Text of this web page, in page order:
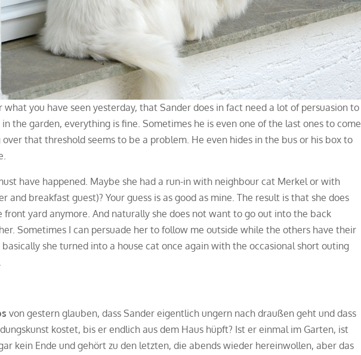
what you have seen yesterday, that Sander does in fact need a lot of persuasion to
the garden, everything is fine. Sometimes he is even one of the last ones to come
that threshold seems to be a problem. He even hides in the bus or his box to
have happened. Maybe she had a run-in with neighbour cat Merkel or with
and breakfast guest)? Your guess is as good as mine. The result is that she does
yard anymore. And naturally she does not want to go out into the back
Sometimes I can persuade her to follow me outside while the others have their
she turned into a house cat once again with the occasional short outing
von gestern glauben, dass Sander eigentlich ungern nach draußen geht und dass
kostet, bis er endlich aus dem Haus hüpft? Ist er einmal im Garten, ist
kein Ende und gehört zu den letzten, die abends wieder hereinwollen, aber das